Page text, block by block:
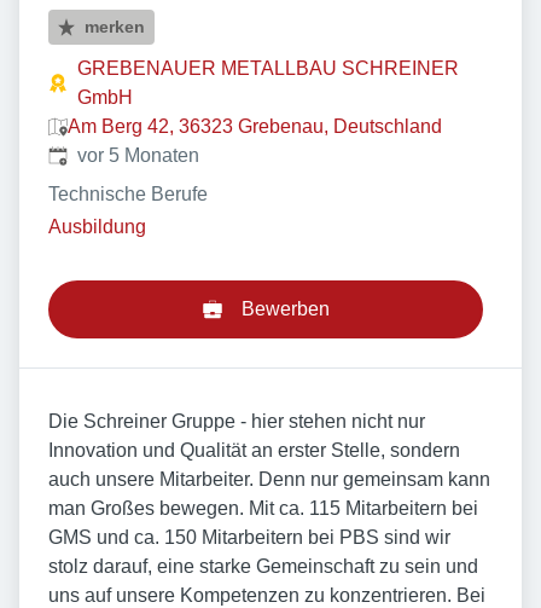
merken
GREBENAUER METALLBAU SCHREINER
GmbH
Am Berg 42, 36323 Grebenau, Deutschland
Veröffentlicht:
vor 5 Monaten
Technische Berufe
Ausbildung
Bewerben
Die Schreiner Gruppe - hier stehen nicht nur
Innovation und Qualität an erster Stelle, sondern
auch unsere Mitarbeiter. Denn nur gemeinsam kann
man Großes bewegen. Mit ca. 115 Mitarbeitern bei
GMS und ca. 150 Mitarbeitern bei PBS sind wir
stolz darauf, eine starke Gemeinschaft zu sein und
uns auf unsere Kompetenzen zu konzentrieren. Bei